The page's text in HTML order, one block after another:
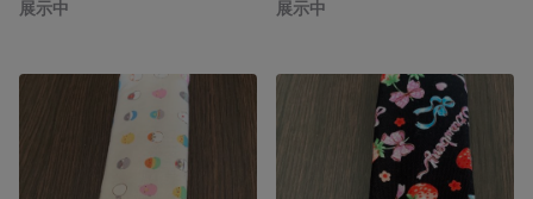
展示中 展示中